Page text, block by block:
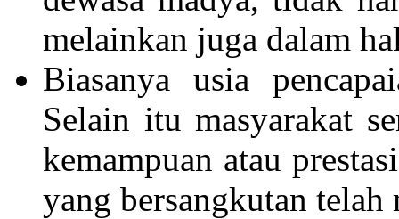
melainkan juga dalam
Biasanya usia
Selain itu masyarakat
kemampuan atau
yang bersangkutan telah